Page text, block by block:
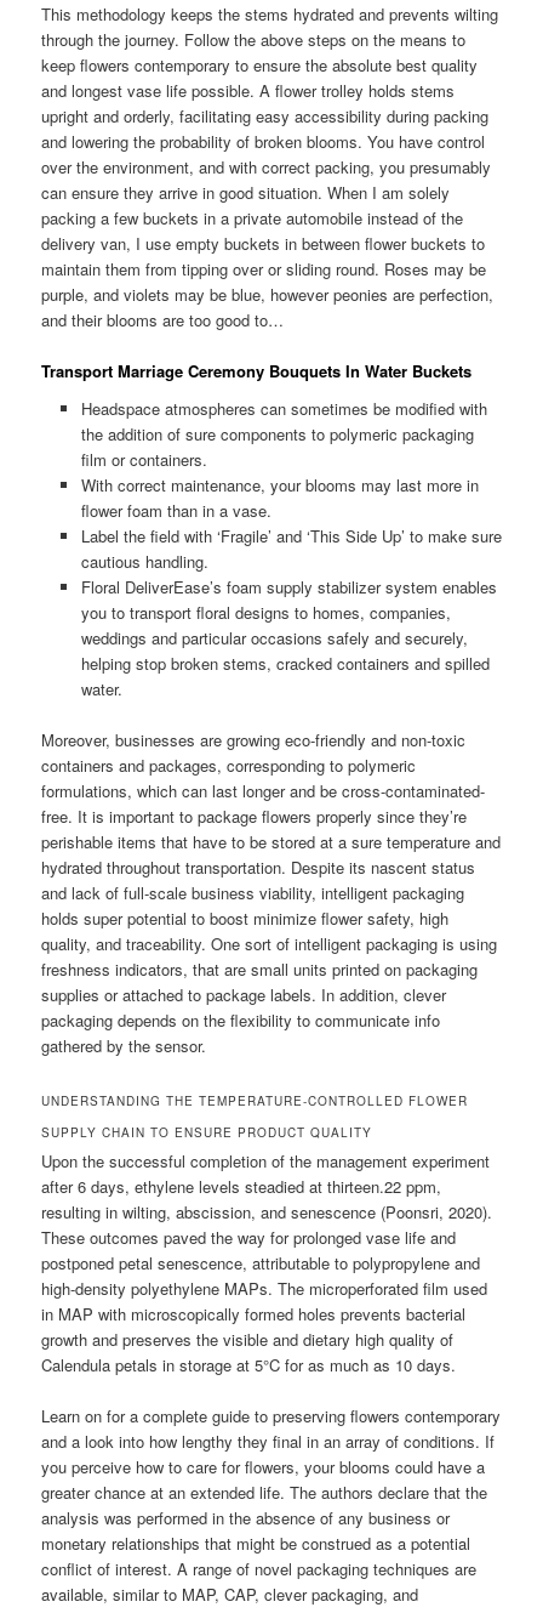
This methodology keeps the stems hydrated and prevents wilting
through the journey. Follow the above steps on the means to
keep flowers contemporary to ensure the absolute best quality
and longest vase life possible. A flower trolley holds stems
upright and orderly, facilitating easy accessibility during packing
and lowering the probability of broken blooms. You have control
over the environment, and with correct packing, you presumably
can ensure they arrive in good situation. When I am solely
packing a few buckets in a private automobile instead of the
delivery van, I use empty buckets in between flower buckets to
maintain them from tipping over or sliding round. Roses may be
purple, and violets may be blue, however peonies are perfection,
and their blooms are too good to…
Transport Marriage Ceremony Bouquets In Water Buckets
Headspace atmospheres can sometimes be modified with
the addition of sure components to polymeric packaging
film or containers.
With correct maintenance, your blooms may last more in
flower foam than in a vase.
Label the field with ‘Fragile’ and ‘This Side Up’ to make sure
cautious handling.
Floral DeliverEase’s foam supply stabilizer system enables
you to transport floral designs to homes, companies,
weddings and particular occasions safely and securely,
helping stop broken stems, cracked containers and spilled
water.
Moreover, businesses are growing eco-friendly and non-toxic
containers and packages, corresponding to polymeric
formulations, which can last longer and be cross-contaminated-
free. It is important to package flowers properly since they’re
perishable items that have to be stored at a sure temperature and
hydrated throughout transportation. Despite its nascent status
and lack of full-scale business viability, intelligent packaging
holds super potential to boost minimize flower safety, high
quality, and traceability. One sort of intelligent packaging is using
freshness indicators, that are small units printed on packaging
supplies or attached to package labels. In addition, clever
packaging depends on the flexibility to communicate info
gathered by the sensor.
UNDERSTANDING THE TEMPERATURE-CONTROLLED FLOWER
SUPPLY CHAIN TO ENSURE PRODUCT QUALITY
Upon the successful completion of the management experiment
after 6 days, ethylene levels steadied at thirteen.22 ppm,
resulting in wilting, abscission, and senescence (Poonsri, 2020).
These outcomes paved the way for prolonged vase life and
postponed petal senescence, attributable to polypropylene and
high-density polyethylene MAPs. The microperforated film used
in MAP with microscopically formed holes prevents bacterial
growth and preserves the visible and dietary high quality of
Calendula petals in storage at 5°C for as much as 10 days.
Learn on for a complete guide to preserving flowers contemporary
and a look into how lengthy they final in an array of conditions. If
you perceive how to care for flowers, your blooms could have a
greater chance at an extended life. The authors declare that the
analysis was performed in the absence of any business or
monetary relationships that might be construed as a potential
conflict of interest. A range of novel packaging techniques are
available, similar to MAP, CAP, clever packaging, and